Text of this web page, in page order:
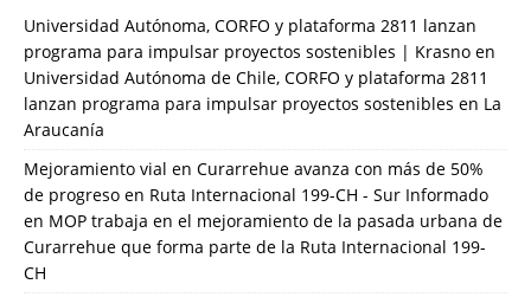
Universidad Autónoma, CORFO y plataforma 2811 lanzan
programa para impulsar proyectos sostenibles | Krasno en
Universidad Autónoma de Chile, CORFO y plataforma 2811
lanzan programa para impulsar proyectos sostenibles en La
Araucanía
Mejoramiento vial en Curarrehue avanza con más de 50%
de progreso en Ruta Internacional 199-CH - Sur Informado
en MOP trabaja en el mejoramiento de la pasada urbana de
Curarrehue que forma parte de la Ruta Internacional 199-
CH